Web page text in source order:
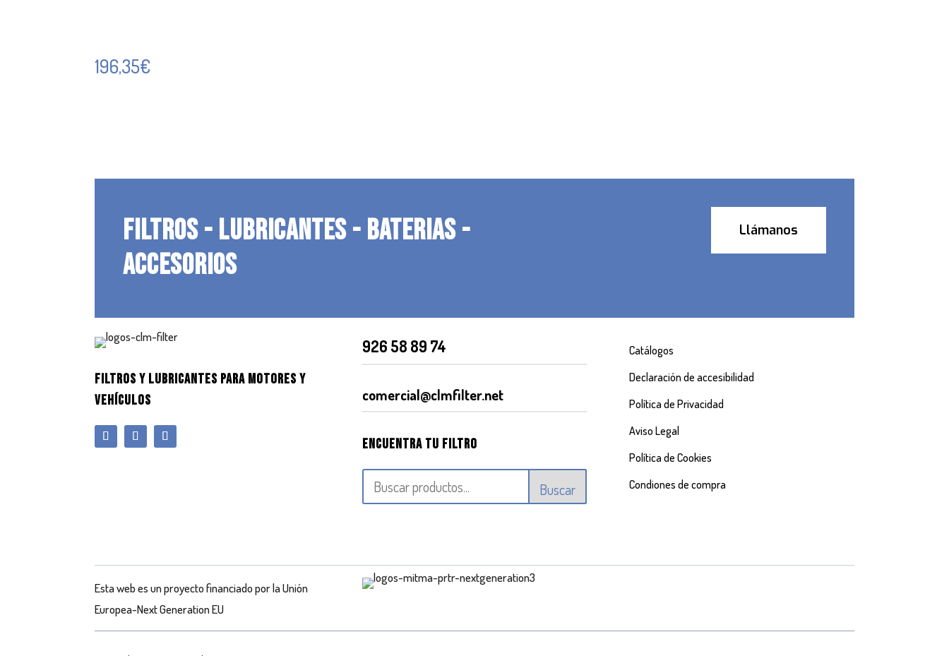
196,35€
FILTROS - LUBRICANTES - BATERIAS -
ACCESORIOS
Llámanos
FILTROS Y LUBRICANTES PARA MOTORES Y
VEHÍCULOS
926 58 89 74
comercial@clmfilter.net
Encuentra tu filtro
Buscar
Catálogos
Declaración de accesibilidad
Política de Privacidad
Aviso Legal
Política de Cookies
Condiones de compra
Esta web es un proyecto financiado por la Unión
Europea-Next Generation EU